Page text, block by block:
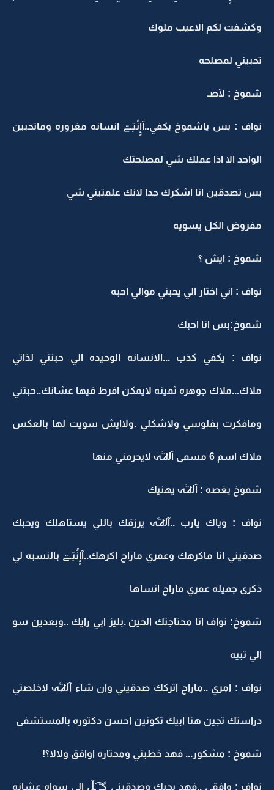
وكشفت لكم الاعيب ملوك
تحبيني لمصلحه
شموخ : ﻵصـ
نواف : بس ياشموخ يكفي..‏آإٍنَُتِـےّ انسانه مغروره وماتحبين
الواحد اﻻ اذا عملك شي لمصلحتك
بس تصدقين انا اشكرك جدا ﻻنك علمتيني شي
مفروض الكل يسويه
شموخ : ايش ؟
نواف : اني اختار الي يحبني موالي احبه
شموخ:بس انا احبك
نواف : يكفي كذب ...الانسانه الوحيده الي حبتني لذاتي
ملاك...ملاك جوهره ثمينه ﻻيمكن افرط فيها عشانك..حبتني
ومافكرت بفلوسي وﻻشكلي .وﻻايش سويت لها بالعكس
ملاك اسم 6 مسمى ٱل̷̷لـَـََہ ﻻيحرمني منها
شموخ بغصه : ٱل̷̷لـَـََہ يهنيك
نواف : وياك يارب ..ٱل̷̷لـَـََہ يرزقك باللي يستاهلك ويحبك
صدقيني انا ماكرهك وعمري ماراح اكرهك..‏آإٍنَُتِـےّ بالنسبه لي
ذكرى جميله عمري ماراح انساها
شموخ: نواف انا محتاجتك الحين .بليز ابي رايك ..وبعدين سو
الي تبيه
نواف : امري ..ماراح اتركك صدقيني وان شاء ٱل̷̷لـَـََہ ﻻخلصتي
دراستك تجين هنا ابيك تكونين احسن دكتوره بالمستشفى
شموخ : مشكور... فهد خطبني ومحتاره اوافق وﻻﻻ؟!
نواف : وافقي ..فهد يحبك وصدقيني ‏گـّ ̯͡ـڵ الي سواه عشانه